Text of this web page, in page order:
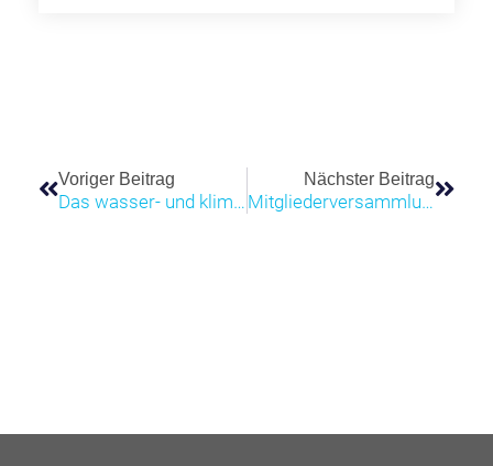
Voriger Beitrag
Das wasser- und klimaresiliente Neubaugebiet
Nächster Beitrag
Mitgliederversammlung und Vorstandsneuwahl des Kompetenznetzwerks Wasser und Energie e.V. 2024